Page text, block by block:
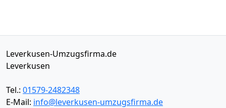
Leverkusen-Umzugsfirma.de
Leverkusen
Tel.: 01579-2482348
E-Mail: info@leverkusen-umzugsfirma.de